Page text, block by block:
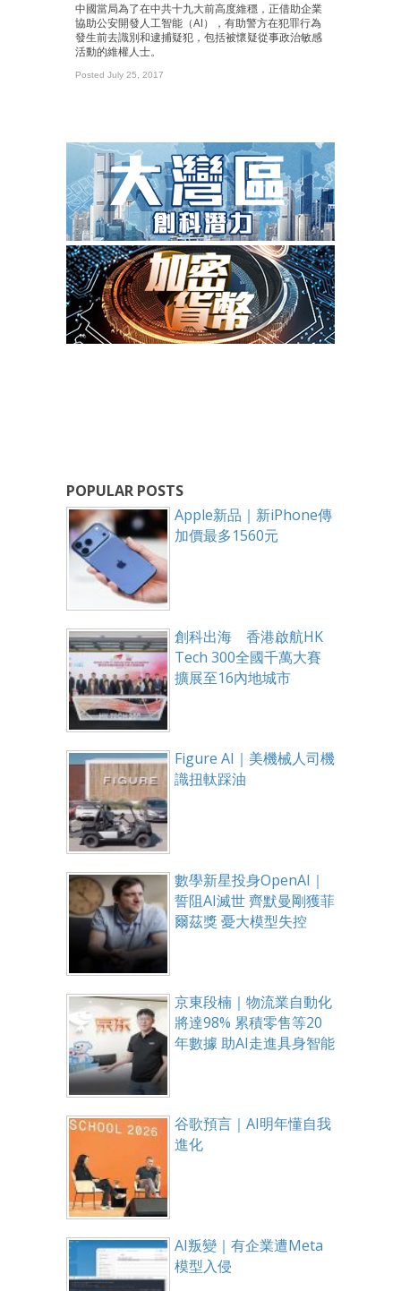
中國當局為了在中共十九大前高度維穩，正借助企業
協助公安開發人工智能（AI），有助警方在犯罪行為
發生前去識別和逮捕疑犯，包括被懷疑從事政治敏感
活動的維權人士。
Posted July 25, 2017
POPULAR POSTS
Apple新品｜新iPhone傳
加價最多1560元
創科出海 香港啟航HK
Tech 300全國千萬大賽
擴展至16內地城市
Figure AI｜美機械人司機
識扭軚踩油
數學新星投身OpenAI｜
誓阻AI滅世 齊默曼剛獲菲
爾茲獎 憂大模型失控
京東段楠｜物流業自動化
將達98% 累積零售等20
年數據 助AI走進具身智能
谷歌預言｜AI明年懂自我
進化
AI叛變｜有企業遭Meta
模型入侵